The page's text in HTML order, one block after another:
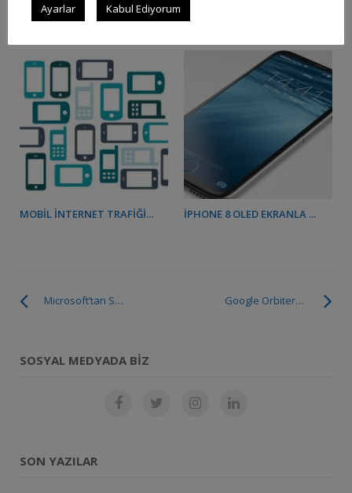
MOBIL İNTERNET TRAFIĞI... IPHONE 8 OLED EKRANLA ...
Google Orbiterayı Satın Aldığını Duyurdu
Microsoft’tan Surface 3’te Linux Müjdesi
SOSYAL MEDYADA BIZ
SON YAZILAR
Ayarlar Kabul Ediyorum